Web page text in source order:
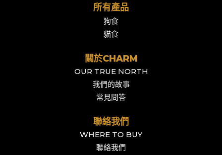
所有產品
狗食
貓食
關於CHARM
OUR TRUE NORTH
我們的故事
常見問答
聯絡我們
WHERE TO BUY
聯絡我們